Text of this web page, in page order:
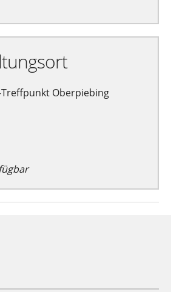
Oberpiebing